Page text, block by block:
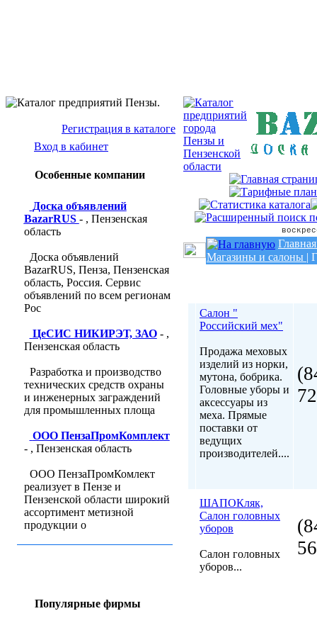
Регистрация в каталоге
Вход в кабинет
Особенные компании
Доска объявлений
BazarRUS - , Пензенская
область
Доска объявлений
BazarRUS, Пенза, Пензенская
область, Россия. Сервис
объявлений по всем регионам
Рос
ЦеСИС НИКИРЭТ, ЗАО- ,
Пензенская область
Разработка и производство
технических средств охраны
и инженерных заграждений
для промышленных площа
ООО ПензаПромКомплект
- , Пензенская область
ООО ПензаПромКомлект
реализует в Пензе и
Пензенской области широкий
ассортимент метизной
продукции о
Популярные фирмы
Главная
Магазины и салоны |
Салон "
Российский мех"
Продажа меховых
изделий из норки,
мутона, бобрика.
Головные уборы и
аксессуары из
меха. Прямые
поставки от
ведущих
производителей....
ШАПОКляк,
Салон головных
уборов
Салон головных
уборов...